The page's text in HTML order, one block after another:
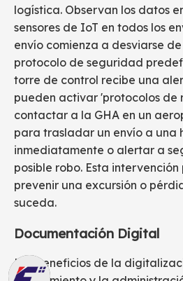
logística. Observan los datos
sensores de IoT en todos los
envío comienza a desviarse
protocolo de seguridad
torre de control recibe una
pueden activar 'protocolos de
contactar a la GHA en un
para trasladar un envío a una
inmediatamente o alertar a
posible robo. Esta
prevenir una excursión o
suceda.
Documentación Digital
Los beneficios de la